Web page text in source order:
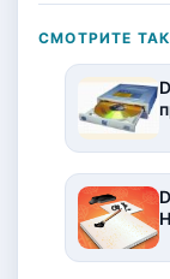
СМОТРИТЕ